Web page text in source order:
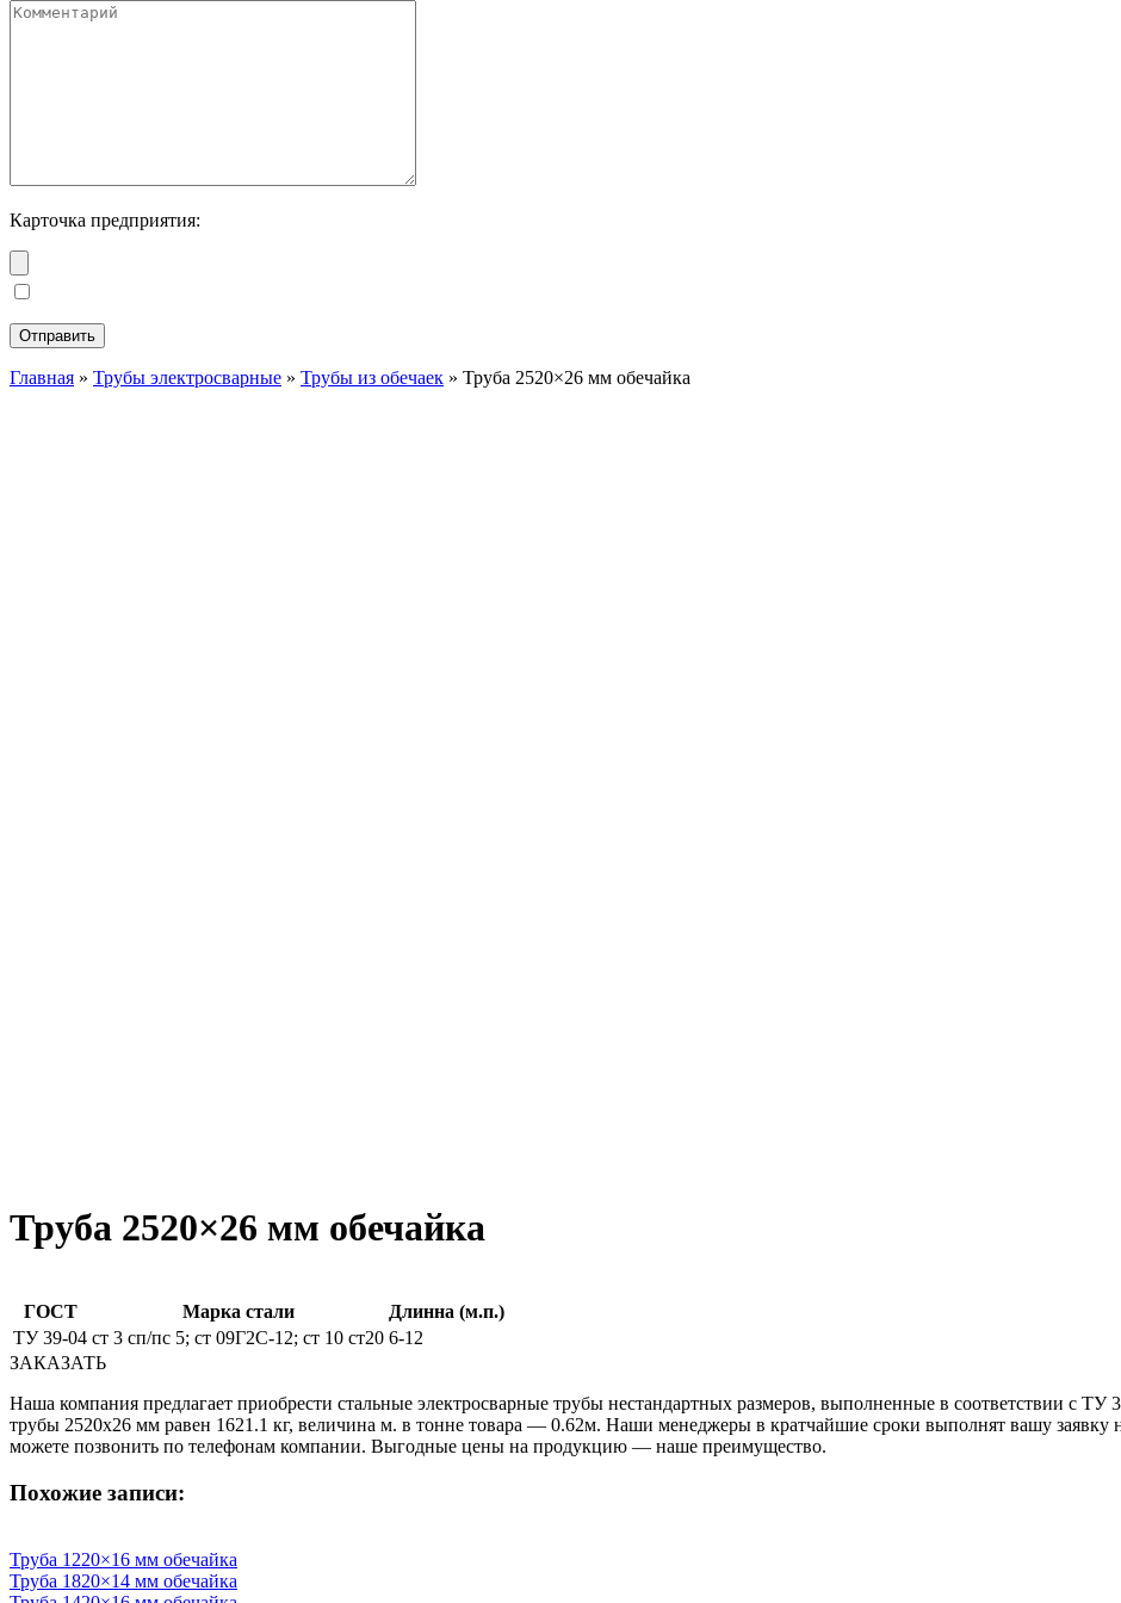
Карточка предприятия:
Главная » Трубы электросварные » Трубы из обечаек » Труба 2520×26 мм обечайка
Труба 2520×26 мм обечайка
ГОСТ Марка стали
Длинна (м.п.)
ТУ 39-04 ст 3 сп/пс 5; ст 09Г2С-12; ст 10 ст20 6-12
ЗАКАЗАТЬ
Наша компания предлагает приобрести стальные электросварные трубы нестандартных размеров, выполненные в соответствии с ТУ
трубы 2520х26 мм равен 1621.1 кг, величина м. в тонне товара — 0.62м. Наши менеджеры в кратчайшие сроки выполнят вашу заявку
можете позвонить по телефонам компании. Выгодные цены на продукцию — наше преимущество.
Похожие записи:
Труба 1220×16 мм обечайка
Труба 1820×14 мм обечайка